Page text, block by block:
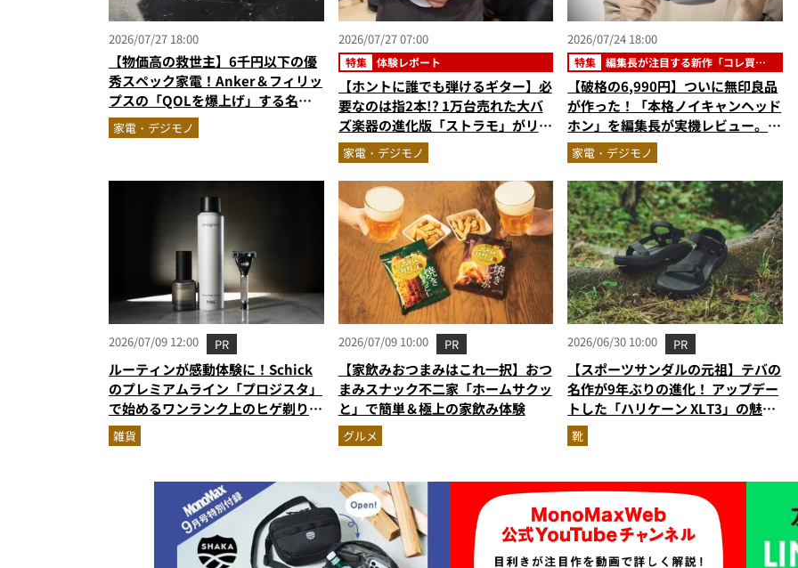
2026/07/27 18:00
【物価高の救世主】6千円以下の優
秀スペック家電！Anker＆フィリッ
プスの「QOLを爆上げ」する名品2
選家電・デジモノ
2026/07/27 07:00
特集 体験レポート
【ホントに誰でも弾けるギター】必
要なのは指2本!? 1万台売れた大バ
ズ楽器の進化版「ストラモ」がリア
ルにギターしてる！
家電・デジモノ
2026/07/24 18:00
特集
編集長が注目する新作「コレ買い
です」
【破格の6,990円】ついに無印良品
が作った！「本格ノイキャンヘッド
ホン」を編集長が実機レビュー。音
質・デザイン・コスパすべてが大正
解だった『コレ買いです』Vol.171
家電・デジモノ
2026/07/09 12:00 PR
ルーティンが感動体験に！Schick
のプレミアムライン「プロジスタ」
で始めるワンランク上のヒゲ剃り習
慣
雑貨
2026/07/09 10:00 PR
【家飲みおつまみはこれ一択】おつ
まみスナック不二家「ホームサクッ
と」で簡単＆極上の家飲み体験
グルメ
2026/06/30 10:00 PR
【スポーツサンダルの元祖】テバの
名作が9年ぶりの進化！ アップデー
トした「ハリケーン XLT3」の魅力
を識者があらゆる角度から徹底解
説！
靴